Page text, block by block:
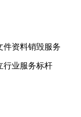
件资料销毁服务
行业服务标杆